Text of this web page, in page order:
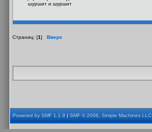
шуршит и шуршит
Страниц: [1] Вверх
Powered by SMF 1.1.9|SMF © 2006, Simple Machines LLC